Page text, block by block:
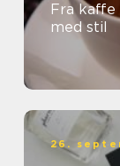
Fra kaffe
med stil
26.